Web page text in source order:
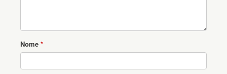
Nome *